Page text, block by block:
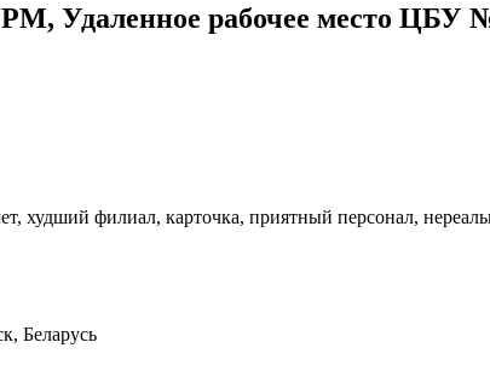
Удаленное рабочее место ЦБУ
худший филиал, карточка, приятный персонал,
Беларусь